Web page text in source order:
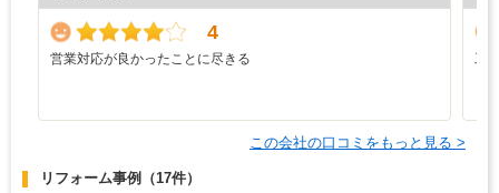
4
営業対応が良かったことに尽きる 工
この会社の口コミをもっと見る >
リフォーム事例 （17件）